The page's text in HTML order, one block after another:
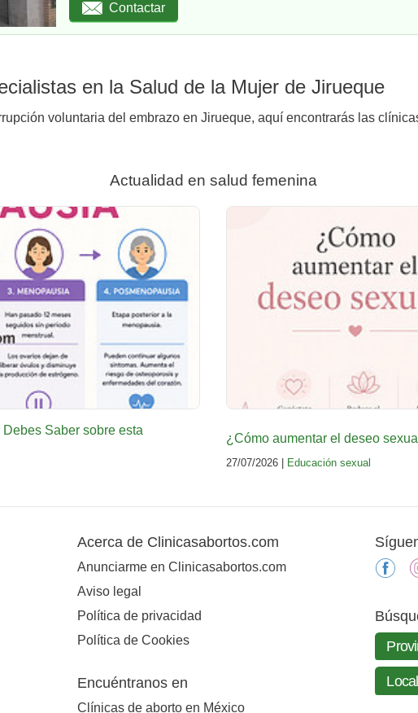
Contactar
en la Salud de la Mujer de Jirueque
voluntaria del embrazo en Jirueque, aquí encontrarás las
Actualidad en salud femenina
Saber sobre esta
¿Cómo aumentar el deseo
27/07/2026 | Educación sexual
Acerca de Clinicasabortos.com
Anunciarme en Clinicasabortos.com
Aviso legal
Política de privacidad
Política de Cookies
Encuéntranos en
Clínicas de aborto en México